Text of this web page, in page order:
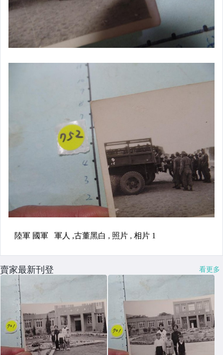
賣家最新刊登 看更多